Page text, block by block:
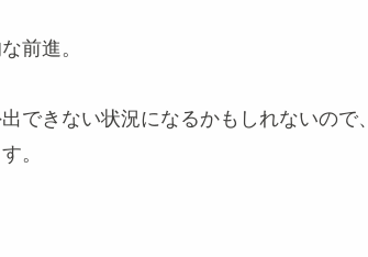
前進。
できない状況になるかもしれないので、
。